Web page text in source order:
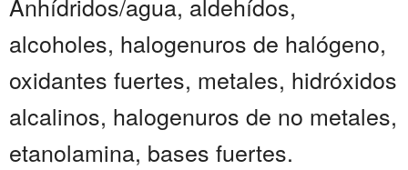
alcoholes, halogenuros de halógeno,
oxidantes fuertes, metales, hidróxidos
alcalinos, halogenuros de no metales,
etanolamina, bases fuertes.